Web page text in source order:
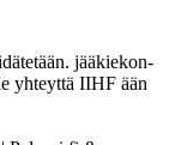
jääkiekon-
yhteyttä IIHF ään